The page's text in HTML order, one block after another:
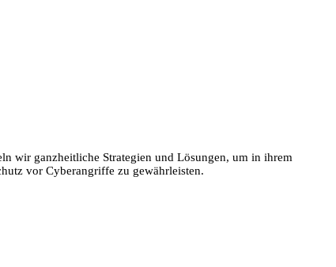
wir ganzheitliche Strategien und Lösungen, um in ihrem
vor Cyberangriffe zu gewährleisten.